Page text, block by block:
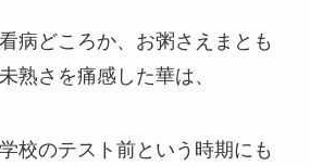
病どころか、お粥さえまとも
熟さを痛感した華は、
校のテスト前という時期にも